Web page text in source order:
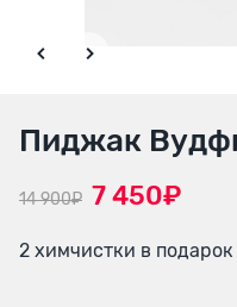
Пиджак
14 900₽ 7 450₽
2 химчистки в подарок